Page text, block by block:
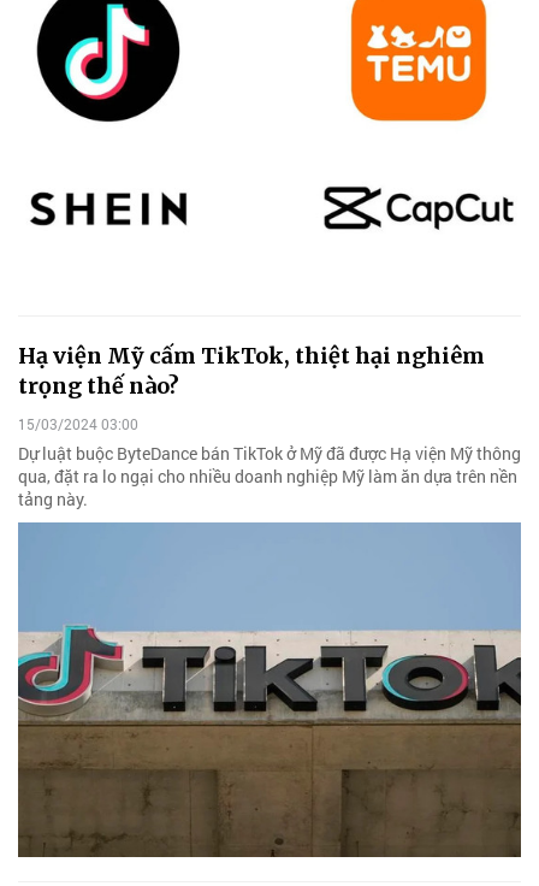
Hạ viện Mỹ cấm TikTok, thiệt hại nghiêm
trọng thế nào?
15/03/2024 03:00
Dự luật buộc ByteDance bán TikTok ở Mỹ đã được Hạ viện Mỹ thông
qua, đặt ra lo ngại cho nhiều doanh nghiệp Mỹ làm ăn dựa trên nền
tảng này.